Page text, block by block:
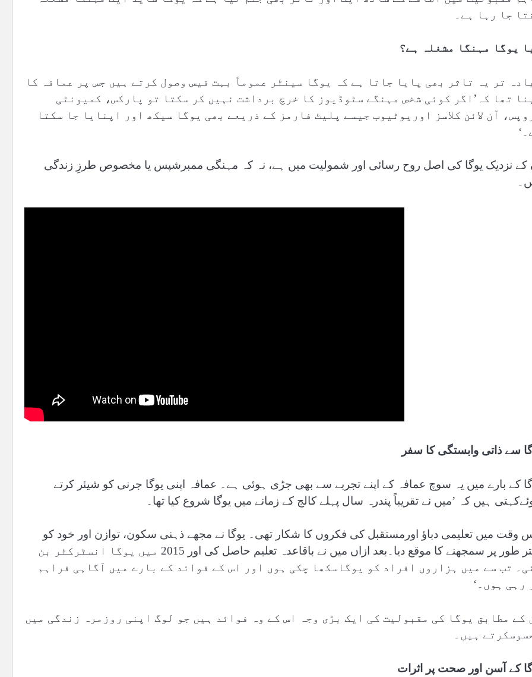
جا رہا ہے۔
یوگا مہنگا مشغلہ ہے؟
تر یہ تاثر بھی پایا جاتا ہے کہ یوگا سینٹر عموماً بہت فیس وصول کرتے ہیں جس پر عمافہ کا
تھا کہ’اگر کوئی شخص مہنگے سٹوڈیوز کا خرچ برداشت نہیں کر سکتا تو پارکس، کمیونٹی
آن لائن کلاسز اوریوٹیوب جیسے پلیٹ فارمز کے ذریعے بھی یوگا سیکھ اور اپنایا جا سکتا
کے نزدیک یوگا کی اصل روح رسائی اور شمولیت میں ہے، نہ کہ مہنگی ممبرشپس یا مخصوص طرزِ زندگی
سے ذاتی وابستگی کا سفر
کے بارے میں یہ سوچ عمافہ کے اپنے تجربے سے بھی جڑی ہوئی ہے۔ عمافہ اپنی یوگا جرنی کو شیئر کرتے
ہیں کہ ’میں نے تقریباً پندرہ سال پہلے کالج کے زمانے میں یوگا شروع کیا تھا۔
وقت میں تعلیمی دباؤ اورمستقبل کی فکروں کا شکار تھی۔ یوگا نے مجھے ذہنی سکون، توازن اور خود کو
بہتر طور پر سمجھنے کا موقع دیا۔بعد ازاں میں نے باقاعدہ تعلیم حاصل کی اور 2015 میں یوگا انسٹرکٹر بن
تب سے میں ہزاروں افراد کو یوگاسکھا چکی ہوں اور اس کے فوائد کے بارے میں آگاہی فراہم
رہی ہوں۔‘
کے مطابق یوگا کی مقبولیت کی ایک بڑی وجہ اس کے وہ فوائد ہیں جو لوگ اپنی روزمرہ زندگی میں
ہیں۔
کے آسن اور صحت پر اثرات